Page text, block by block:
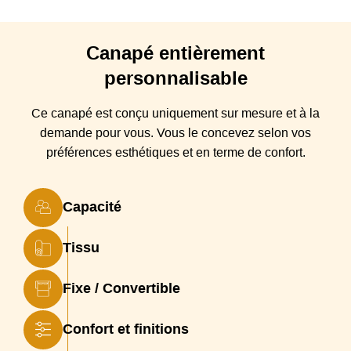
Type canapé Canapé convertible, Canapé droit
Structure
hêtre massif, panneaux de fibres et panneaux de
particules, recouvert d’une housse en foamé blanc
Suspensions
Coussin(s)
Assise
Coussin(s)
Dossier
4 (3 places), 5 (4 places) ou 6 (5 places) coussins de
dossier déhoussables, Dossier standard : remplissage
Canapé entièrement
personnalisable
Ce canapé est conçu uniquement sur mesure et à la
demande pour vous. Vous le concevez selon vos
préférences esthétiques et en terme de confort.
Capacité
Tissu
Fixe / Convertible
Confort et finitions